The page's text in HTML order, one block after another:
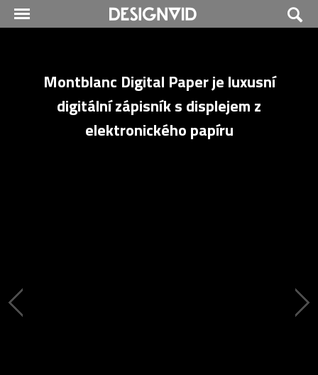
Montblanc Digital Paper je luxusní
digitální zápisník s displejem z
elektronického papíru